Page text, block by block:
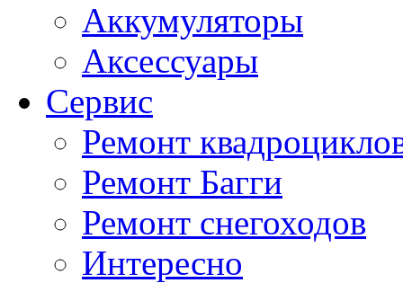
Аккумуляторы
Аксессуары
Сервис
Ремонт
Ремонт Багги
Ремонт снегоходов
Интересно